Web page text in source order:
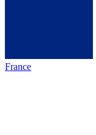
France